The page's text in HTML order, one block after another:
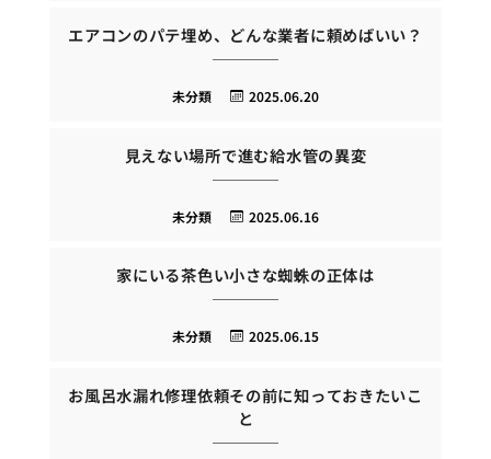
エアコンのパテ埋め、どんな業者に頼めばいい？
2025.06.20
未分類
見えない場所で進む給水管の異変
2025.06.16
未分類
家にいる茶色い小さな蜘蛛の正体は
2025.06.15
未分類
お風呂水漏れ修理依頼その前に知っておきたいこ
と